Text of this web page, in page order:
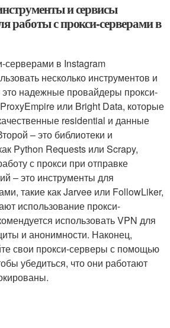
и сервисы
работы с прокси-серверами в
серверами в Instagram
несколько инструментов и
надежные провайдеры прокси-
или Bright Data, которые
residential и данные
– это библиотеки и
Python Requests или Scrapy,
с прокси при отправке
– это инструменты для
такие как Jarvee или FollowLiker,
использование прокси-
использовать VPN для
и анонимности. Наконец,
свои прокси-серверы с помощью
убедиться, что они работают